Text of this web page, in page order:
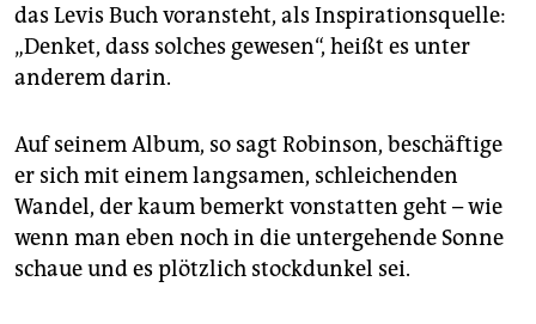
das Levis Buch voransteht, als Inspirationsquelle:
„Denket, dass solches gewesen“, heißt es unter
anderem darin.
Auf seinem Album, so sagt Robinson, beschäftige
er sich mit einem langsamen, schleichenden
Wandel, der kaum bemerkt vonstatten geht – wie
wenn man eben noch in die untergehende Sonne
schaue und es plötzlich stockdunkel sei.